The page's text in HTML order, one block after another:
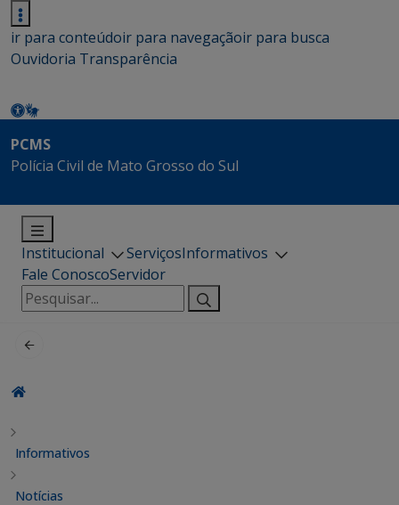
ir para conteúdoir para navegaçãoir para busca
Ouvidoria Transparência
PCMS
Polícia Civil de Mato Grosso do Sul
Institucional ServiçosInformativos
Fale ConoscoServidor
Pesquisar
por:
Informativos
Notícias